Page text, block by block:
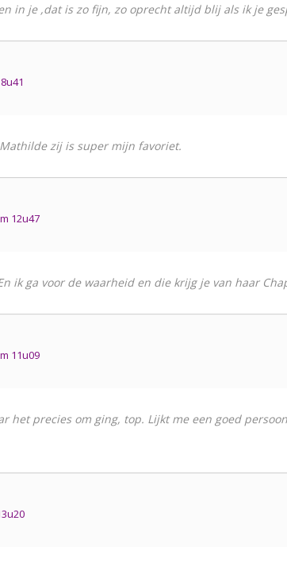
in je ,dat is zo fijn, zo oprecht altijd blij als ik je
zij is super mijn favoriet.
12u47
ik ga voor de waarheid en die krijg je van haar
11u09
het precies om ging, top. Lijkt me een goed